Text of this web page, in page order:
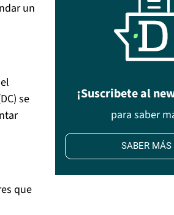
un
se
que
¡Suscribete al
para saber
SABER MÁS